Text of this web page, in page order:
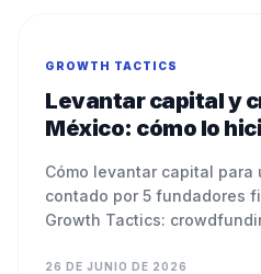
GROWTH TACTICS
Levantar capital y
México: cómo lo
Cómo levantar capital para
contado por 5 fundadores
Growth Tactics:
26 DE JUNIO DE 2026